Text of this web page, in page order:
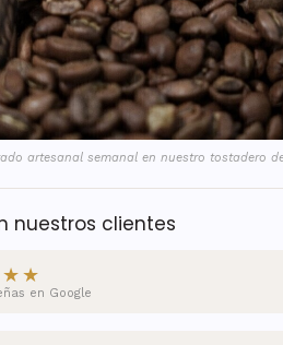
artesanal semanal en nuestro tostadero
nuestros clientes
en Google